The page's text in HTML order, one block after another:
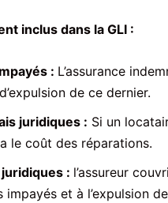
inclus dans la GLI :
: L’assurance
de ce dernier.
juridiques : Si un
le coût des réparations.
: l’assureur
et à l’expulsion